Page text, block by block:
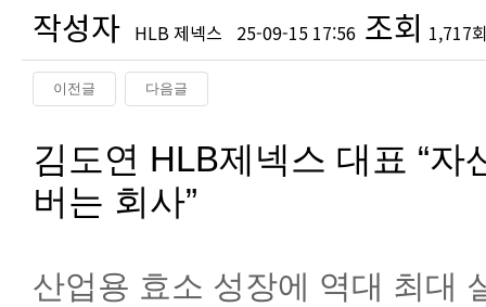
작성자 HLB 제넥스 25-09-15 17:56 조회 1,717
이전글 다음글
본문
김도연 HLB제넥스 대표 “
버는 회사”
산업용 효소 성장에 역대 최대